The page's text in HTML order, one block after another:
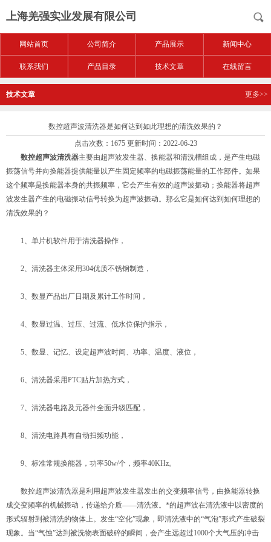
上海羌强实业发展有限公司
网站首页 公司简介 产品展示 新闻中心
联系我们 产品目录 技术文章 在线留言
技术文章 更多>>
数控超声波清洗器是如何达到如此理想的清洗效果的？
点击次数：1675 更新时间：2022-06-23
数控超声波清洗器主要由超声波发生器、换能器和清洗槽组成，是产生电磁
振荡信号并向换能器提供能量以产生固定频率的电磁振荡能量的工作部件。如果
这个频率是换能器本身的共振频率，它会产生有效的超声波振动；换能器将超声
波发生器产生的电磁振动信号转换为超声波振动。那么它是如何达到如何理想的
清洗效果的？
1、单片机软件用于清洗器操作，
2、清洗器主体采用304优质不锈钢制造，
3、数显产品出厂日期及累计工作时间，
4、数显过温、过压、过流、低水位保护指示，
5、数显、记忆、设定超声波时间、功率、温度、液位，
6、清洗器采用PTC贴片加热方式，
7、清洗器电路及元器件全面升级匹配，
8、清洗电路具有自动扫频功能，
9、标准常规换能器，功率50w/个，频率40KHz。
数控超声波清洗器是利用超声波发生器发出的交变频率信号，由换能器转换
成交变频率的机械振动，传递给介质——清洗液。*的超声波在清洗液中以密度的
形式辐射到被清洗的物体上。发生“空化”现象，即清洗液中的“气泡”形式产生破裂
现象。当“气蚀”达到被洗物表面破碎的瞬间，会产生远超过1000个大气压的冲击